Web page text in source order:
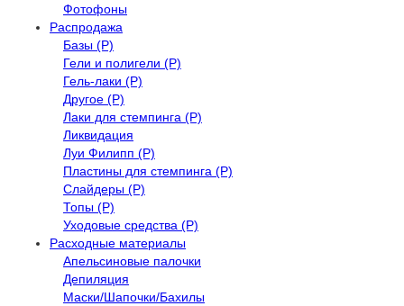
Фотофоны
Распродажа
Базы (Р)
Гели и полигели (Р)
Гель-лаки (Р)
Другое (Р)
Лаки для стемпинга (Р)
Ликвидация
Луи Филипп (Р)
Пластины для стемпинга (Р)
Слайдеры (Р)
Топы (Р)
Уходовые средства (Р)
Расходные материалы
Апельсиновые палочки
Депиляция
Маски/Шапочки/Бахилы